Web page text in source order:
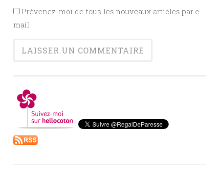
Prévenez-moi de tous les nouveaux articles par e-
mail.